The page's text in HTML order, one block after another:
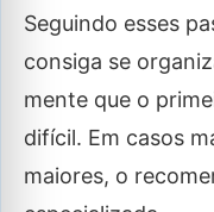
Seguindo esses
consiga se
mente que o
difícil. Em casos
maiores, o